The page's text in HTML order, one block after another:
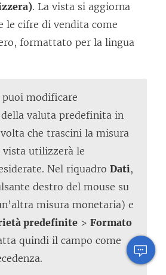
. La vista si aggiorna
le cifre di vendita come
formattato per la lingua
puoi modificare
valuta predefinita in
che trascini la misura
vista utilizzerà le
Nel riquadro Dati,
destro del mouse su
misura monetaria) e
predefinite > Formato
quindi il campo come